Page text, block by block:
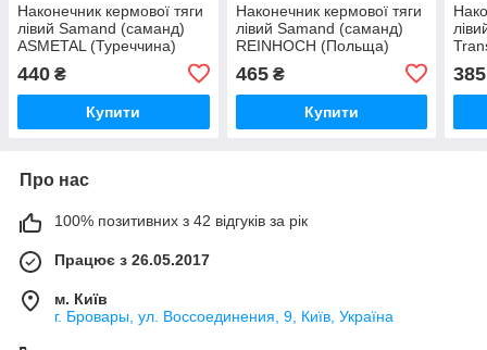
Наконечник кермової тяги
лівий Samand (саманд)
ASMETAL (Туреччина)
440 ₴
Купити
Наконечник кермової тяги
лівий Samand (саманд)
REINHOCH (Польща)
465₴
Купити
385
Про нас
100% позитивних з 42 відгуків за рік
Працює з 26.05.2017
м. Київ
г. Бровары, ул. Воссоединения, 9, Київ, Україна